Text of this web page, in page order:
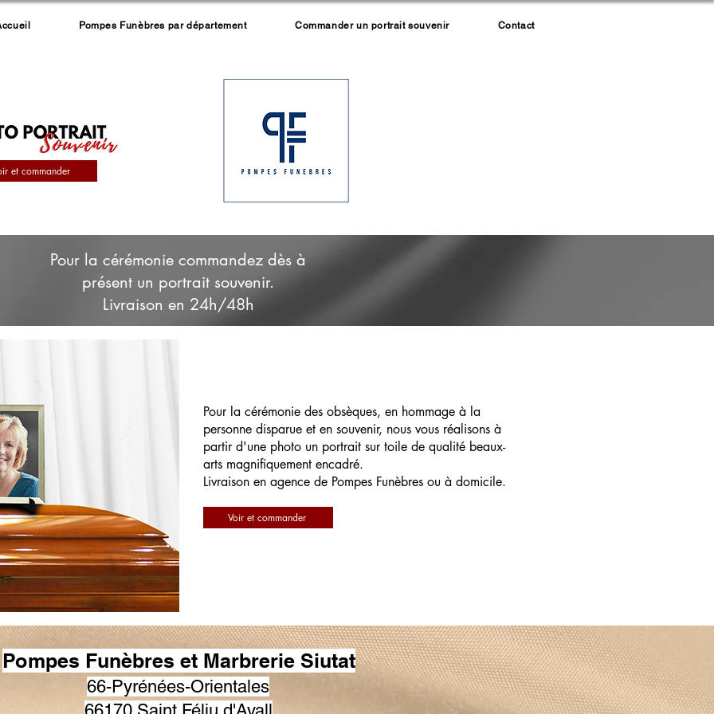
Pompes Funèbres par département Commander un portrait souvenir Contact
et commander
Pour la cérémonie commandez dès à
présent un portrait souvenir.
Livraison en 24h/48h
Pour la cérémonie des obsèques, en hommage à la
personne disparue et en souvenir, nous vous réalisons à
partir d'une photo un portrait sur toile de qualité beaux-
arts magnifiquement encadré.
Livraison en agence de Pompes Funèbres ou à domicile.
Voir et commander
Pompes Funèbres et Marbrerie Siutat
66-Pyrénées-Orientales